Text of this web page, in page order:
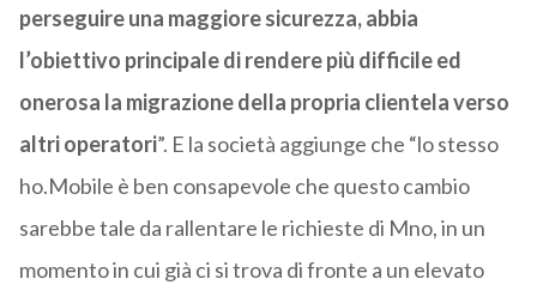
perseguire una maggiore sicurezza, abbia
l’obiettivo principale di rendere più difficile ed
onerosa la migrazione della propria clientela verso
altri operatori”. E la società aggiunge che “lo stesso
ho.Mobile è ben consapevole che questo cambio
sarebbe tale da rallentare le richieste di Mno, in un
momento in cui già ci si trova di fronte a un elevato